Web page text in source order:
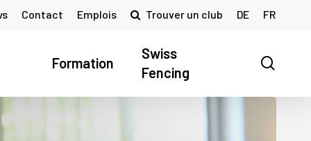
Contact Emplois Trouver un club DE FR
Formation
Swiss
Fencing